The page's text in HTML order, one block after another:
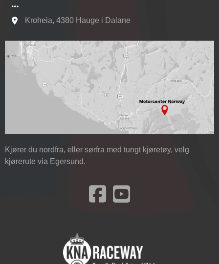
Se kart til Motorcenter Norway i Sokndal
Kroheia, 4380 Hauge i Dalane
Kjører du nordfra, eller sørfra med tungt kjøretøy, velg
kjørerute via Egersund.
Besøk oss på Facebook